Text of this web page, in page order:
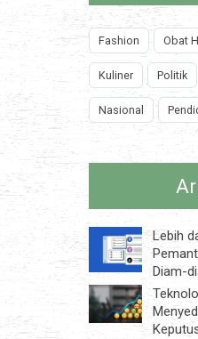
Fashion Obat
Kuliner Politik
Nasional
Lebih
Diam-